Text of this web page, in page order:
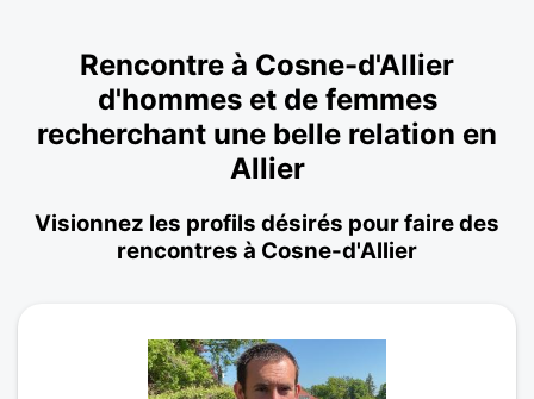
Rencontre à Cosne-d'Allier
d'hommes et de femmes
recherchant une belle relation en
Allier
Visionnez les profils désirés pour faire des
rencontres à Cosne-d'Allier